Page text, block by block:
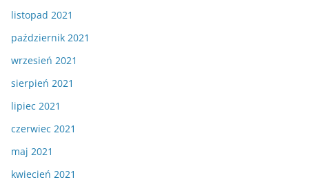
listopad 2021
październik 2021
wrzesień 2021
sierpień 2021
lipiec 2021
czerwiec 2021
maj 2021
kwiecień 2021